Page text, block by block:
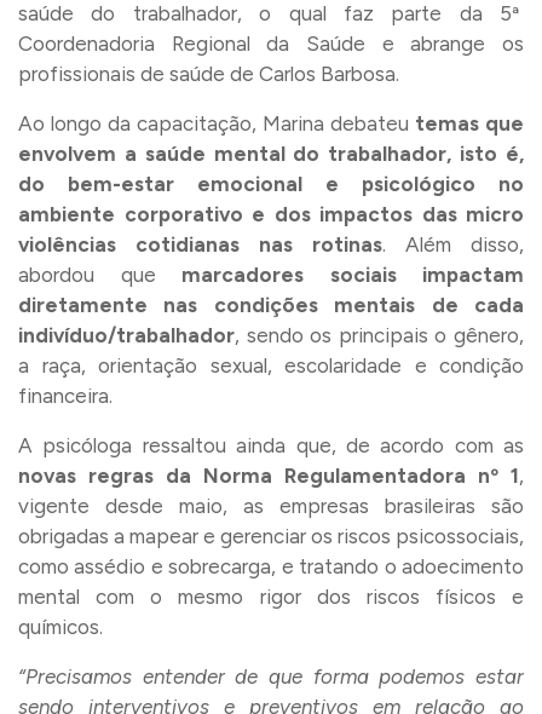
saúde do trabalhador, o qual faz parte da 5ª
Coordenadoria Regional da Saúde e abrange os
profissionais de saúde de Carlos Barbosa.
Ao longo da capacitação, Marina debateu temas que
envolvem a saúde mental do trabalhador, isto é,
do bem-estar emocional e psicológico no
ambiente corporativo e dos impactos das micro
violências cotidianas nas rotinas. Além disso,
abordou que marcadores sociais impactam
diretamente nas condições mentais de cada
indivíduo/trabalhador, sendo os principais o gênero,
a raça, orientação sexual, escolaridade e condição
financeira.
A psicóloga ressaltou ainda que, de acordo com as
novas regras da Norma Regulamentadora nº 1,
vigente desde maio, as empresas brasileiras são
obrigadas a mapear e gerenciar os riscos psicossociais,
como assédio e sobrecarga, e tratando o adoecimento
mental com o mesmo rigor dos riscos físicos e
químicos.
“Precisamos entender de que forma podemos estar
sendo interventivos e preventivos em relação ao